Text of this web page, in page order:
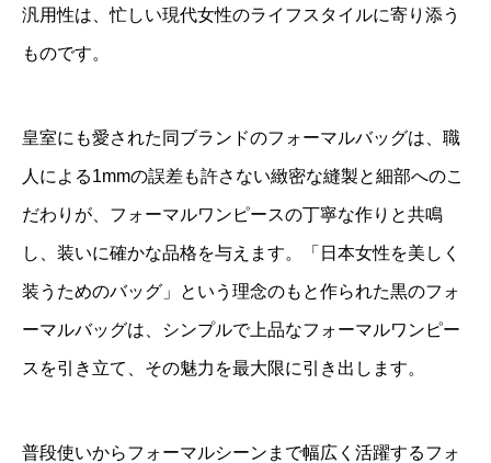
汎用性は、忙しい現代女性のライフスタイルに寄り添う
ものです。
皇室にも愛された同ブランドのフォーマルバッグは、職
人による1mmの誤差も許さない緻密な縫製と細部へのこ
だわりが、フォーマルワンピースの丁寧な作りと共鳴
し、装いに確かな品格を与えます。「日本女性を美しく
装うためのバッグ」という理念のもと作られた黒のフォ
ーマルバッグは、シンプルで上品なフォーマルワンピー
スを引き立て、その魅力を最大限に引き出します。
普段使いからフォーマルシーンまで幅広く活躍するフォ